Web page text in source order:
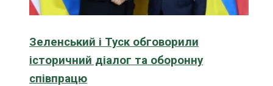
Зеленський і Туск обговорили
історичний діалог та оборонну
співпрацю